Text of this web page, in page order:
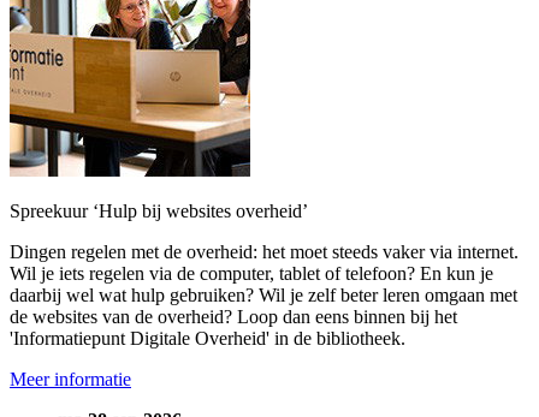
Spreekuur ‘Hulp bij websites overheid’
Dingen regelen met de overheid: het moet steeds vaker via internet.
Wil je iets regelen via de computer, tablet of telefoon? En kun je
daarbij wel wat hulp gebruiken? Wil je zelf beter leren omgaan met
de websites van de overheid? Loop dan eens binnen bij het
'Informatiepunt Digitale Overheid' in de bibliotheek.
Meer informatie